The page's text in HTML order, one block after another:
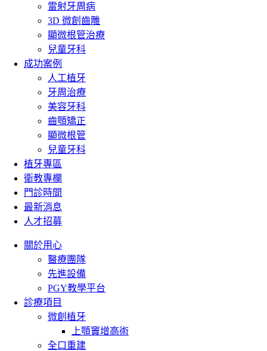
雷射牙周病
3D 微創齒雕
顯微根管治療
兒童牙科
成功案例
人工植牙
牙周治療
美容牙科
齒顎矯正
顯微根管
兒童牙科
植牙專區
衛教專欄
門診時間
最新消息
人才招募
關於用心
醫療團隊
先進設備
PGY教學平台
診療項目
微創植牙
上顎竇增高術
全口重建